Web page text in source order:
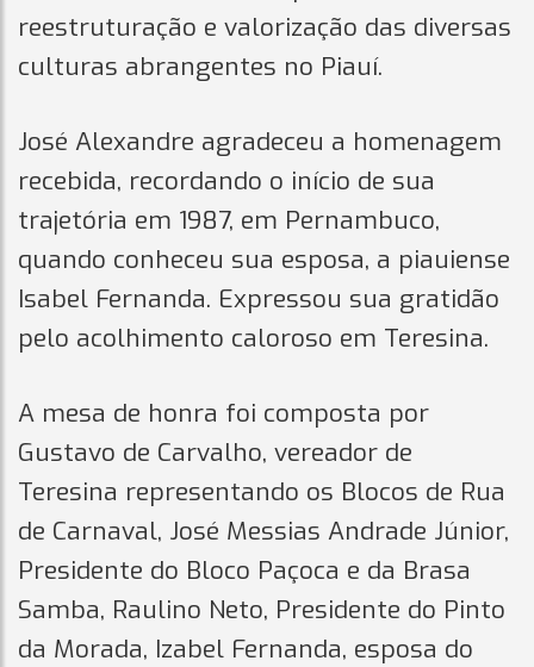
reestruturação e valorização das diversas
culturas abrangentes no Piauí.
José Alexandre agradeceu a homenagem
recebida, recordando o início de sua
trajetória em 1987, em Pernambuco,
quando conheceu sua esposa, a piauiense
Isabel Fernanda. Expressou sua gratidão
pelo acolhimento caloroso em Teresina.
A mesa de honra foi composta por
Gustavo de Carvalho, vereador de
Teresina representando os Blocos de Rua
de Carnaval, José Messias Andrade Júnior,
Presidente do Bloco Paçoca e da Brasa
Samba, Raulino Neto, Presidente do Pinto
da Morada, Izabel Fernanda, esposa do